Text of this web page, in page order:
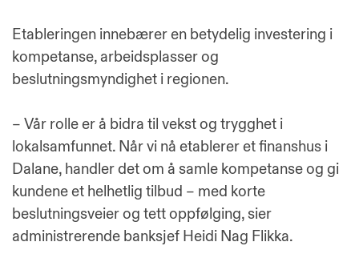
Etableringen innebærer en betydelig investering i
kompetanse, arbeidsplasser og
beslutningsmyndighet i regionen.
– Vår rolle er å bidra til vekst og trygghet i
lokalsamfunnet. Når vi nå etablerer et finanshus i
Dalane, handler det om å samle kompetanse og gi
kundene et helhetlig tilbud – med korte
beslutningsveier og tett oppfølging, sier
administrerende banksjef Heidi Nag Flikka.